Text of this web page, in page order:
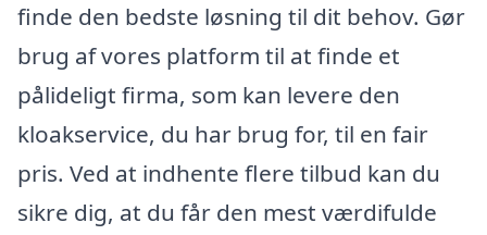
finde den bedste løsning til dit behov. Gør
brug af vores platform til at finde et
pålideligt firma, som kan levere den
kloakservice, du har brug for, til en fair
pris. Ved at indhente flere tilbud kan du
sikre dig, at du får den mest værdifulde